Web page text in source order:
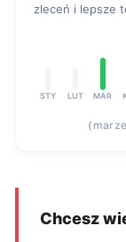
zleceń i lepsze
STY LUT MAR
Chcesz